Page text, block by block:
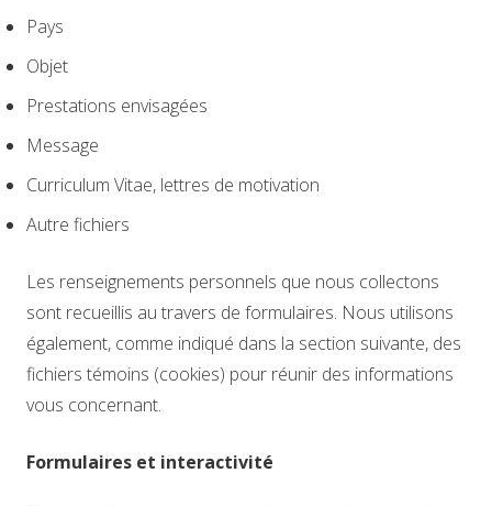
Pays
Objet
Prestations envisagées
Message
Curriculum Vitae, lettres de motivation
Autre fichiers
Les renseignements personnels que nous collectons
sont recueillis au travers de formulaires. Nous utilisons
également, comme indiqué dans la section suivante, des
fichiers témoins (cookies) pour réunir des informations
vous concernant.
Formulaires et interactivité